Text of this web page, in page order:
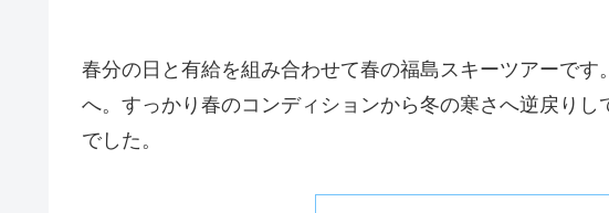
春分の日と有給を組み合わせて春の福島スキーツアーで
へ。すっかり春のコンディションから冬の寒さへ逆戻りし
でした。